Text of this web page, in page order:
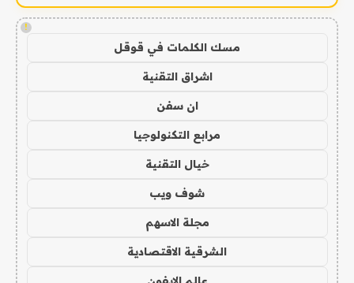
!
مسك الكلمات في قوقل
اشراق التقنية
ان سفن
مرابع التكنولوجيا
خيال التقنية
شوف ويب
مجلة الاسهم
الشرقية الاقتصادية